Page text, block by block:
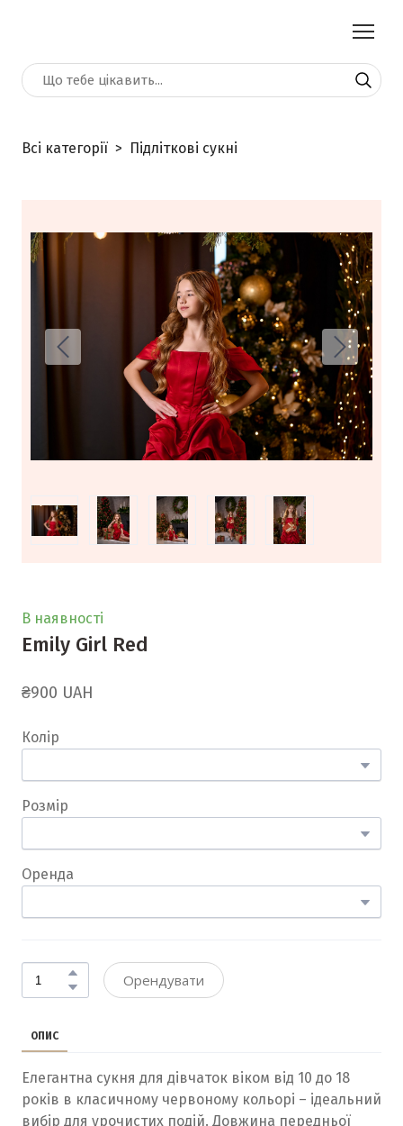
Всі категорії Підліткові сукні
В наявності
Emily Girl Red
₴900 UAH
Колір
Розмір
Оренда
Орендувати
ОПИС
Елегантна сукня для дівчаток віком від 10 до 18
років в класичному червоному кольорі – ідеальний
вибір для урочистих подій. Довжина передньої